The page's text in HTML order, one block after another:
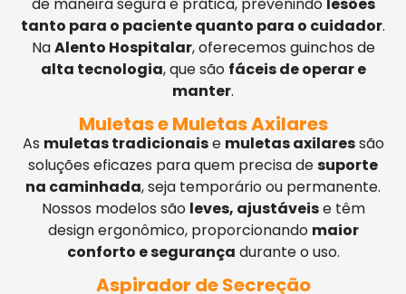
tanto para o paciente quanto para o cuidador.
NaAlento Hospitalar, oferecemos guinchos de
alta tecnologia, que são fáceis de operar e
manter.
Muletas e Muletas Axilares
As muletas tradicionaise muletas axilaressão
soluções eficazes para quem precisa desuporte
na caminhada, seja temporário ou permanente.
Nossos modelos são leves, ajustáveise têm
design ergonômico, proporcionando maior
conforto e segurança durante o uso.
Aspirador de Secreção